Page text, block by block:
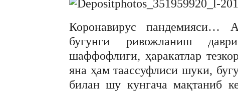
Коронавирус пандемияси…
бугунги ривожланиш
шаффофлиги, ҳаракатлар
яна ҳам таассуфлиси шуки,
билан шу кунгача мақтаниб